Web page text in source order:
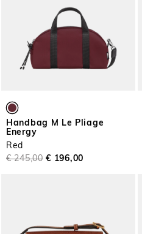
Handbag M Le Pliage
Energy
Red
€ 245,00 € 196,00